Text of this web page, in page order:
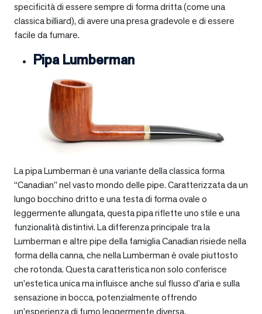
specificità di essere sempre di forma dritta (come una
classica billiard), di avere una presa gradevole e di essere
facile da fumare.
Pipa Lumberman
La pipa Lumberman è una variante della classica forma
“Canadian” nel vasto mondo delle pipe. Caratterizzata da un
lungo bocchino dritto e una testa di forma ovale o
leggermente allungata, questa pipa riflette uno stile e una
funzionalità distintivi. La differenza principale tra la
Lumberman e altre pipe della famiglia Canadian risiede nella
forma della canna, che nella Lumberman è ovale piuttosto
che rotonda. Questa caratteristica non solo conferisce
un’estetica unica ma influisce anche sul flusso d’aria e sulla
sensazione in bocca, potenzialmente offrendo
un’esperienza di fumo leggermente diversa.